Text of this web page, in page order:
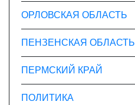
ОРЛОВСКАЯ ОБЛАСТЬ
ПЕНЗЕНСКАЯ ОБЛАСТЬ
ПЕРМСКИЙ КРАЙ
ПОЛИТИКА